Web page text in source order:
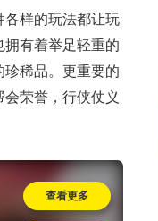
样的玩法都让玩
有着举足轻重的
稀品。更重要的
荣誉，行侠仗义
查看更多